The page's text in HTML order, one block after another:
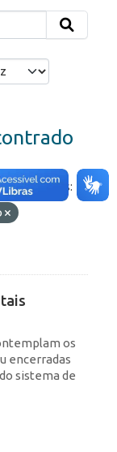
Etiquetas:
os
encerradas
sistema de